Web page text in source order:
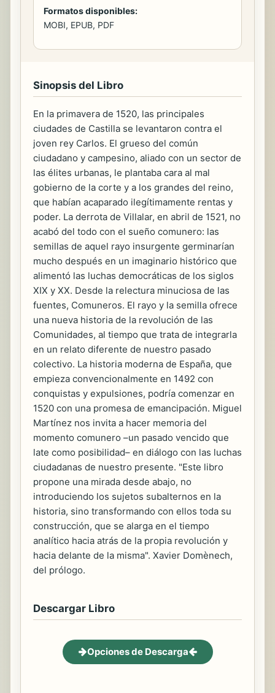
Formatos disponibles:
MOBI, EPUB, PDF
Sinopsis del Libro
En la primavera de 1520, las principales
ciudades de Castilla se levantaron contra el
joven rey Carlos. El grueso del común
ciudadano y campesino, aliado con un sector de
las élites urbanas, le plantaba cara al mal
gobierno de la corte y a los grandes del reino,
que habían acaparado ilegítimamente rentas y
poder. La derrota de Villalar, en abril de 1521, no
acabó del todo con el sueño comunero: las
semillas de aquel rayo insurgente germinarían
mucho después en un imaginario histórico que
alimentó las luchas democráticas de los siglos
XIX y XX. Desde la relectura minuciosa de las
fuentes, Comuneros. El rayo y la semilla ofrece
una nueva historia de la revolución de las
Comunidades, al tiempo que trata de integrarla
en un relato diferente de nuestro pasado
colectivo. La historia moderna de España, que
empieza convencionalmente en 1492 con
conquistas y expulsiones, podría comenzar en
1520 con una promesa de emancipación. Miguel
Martínez nos invita a hacer memoria del
momento comunero –un pasado vencido que
late como posibilidad– en diálogo con las luchas
ciudadanas de nuestro presente. "Este libro
propone una mirada desde abajo, no
introduciendo los sujetos subalternos en la
historia, sino transformando con ellos toda su
construcción, que se alarga en el tiempo
analítico hacia atrás de la propia revolución y
hacia delante de la misma". Xavier Domènech,
del prólogo.
Descargar Libro
Opciones de Descarga